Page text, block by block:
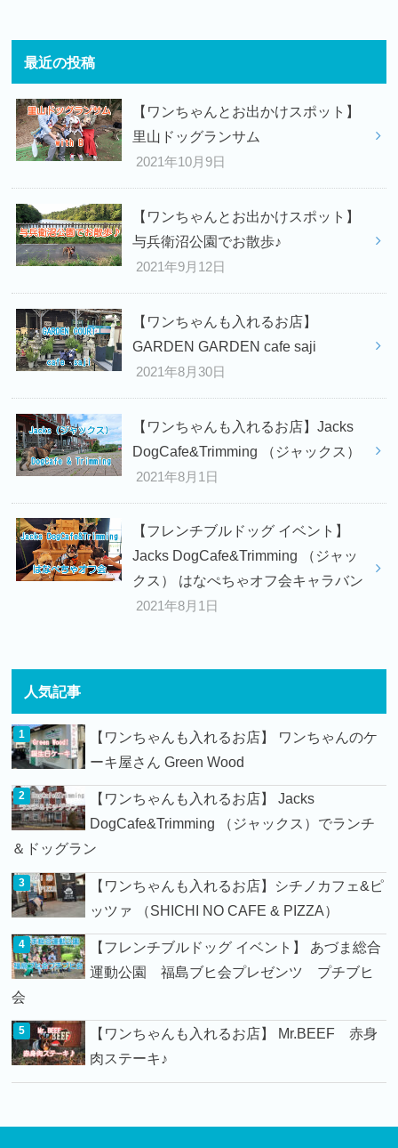
最近の投稿
【ワンちゃんとお出かけスポット】
里山ドッグランサム
2021年10月9日
【ワンちゃんとお出かけスポット】
与兵衛沼公園でお散歩♪
2021年9月12日
【ワンちゃんも入れるお店】
GARDEN GARDEN cafe saji
2021年8月30日
【ワンちゃんも入れるお店】Jacks
DogCafe&Trimming （ジャックス）
2021年8月1日
【フレンチブルドッグ イベント】
Jacks DogCafe&Trimming （ジャッ
クス） はなぺちゃオフ会キャラバン
2021年8月1日
人気記事
【ワンちゃんも入れるお店】 ワンちゃんのケ
ーキ屋さん Green Wood
【ワンちゃんも入れるお店】 Jacks
DogCafe&Trimming （ジャックス）でランチ
＆ドッグラン
【ワンちゃんも入れるお店】シチノカフェ&ピ
ッツァ （SHICHI NO CAFE & PIZZA）
【フレンチブルドッグ イベント】 あづま総合
運動公園 福島ブヒ会プレゼンツ プチブヒ
会
【ワンちゃんも入れるお店】 Mr.BEEF 赤身
肉ステーキ♪